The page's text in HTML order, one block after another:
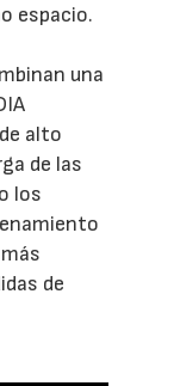
espacio.
una
alto
de las
los
de